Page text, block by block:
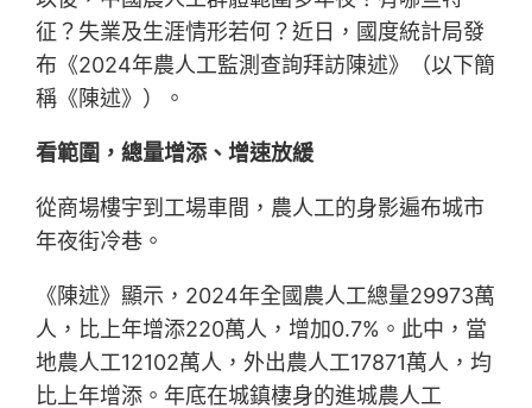
征？失業及生涯情形若何？近日，國度統計局發
布《2024年農人工監測查詢拜訪陳述》（以下簡
稱《陳述》）。
看範圍，總量增添、增速放緩
從商場樓宇到工場車間，農人工的身影遍布城市
年夜街冷巷。
《陳述》顯示，2024年全國農人工總量29973萬
人，比上年增添220萬人，增加0.7%。此中，當
地農人工12102萬人，外出農人工17871萬人，均
比上年增添。年底在城鎮棲身的進城農人工